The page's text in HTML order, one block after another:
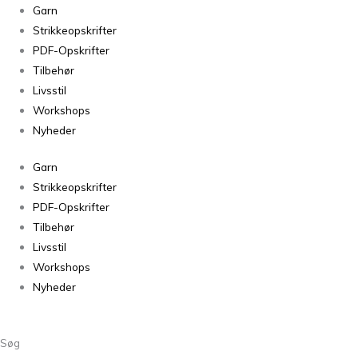
Garn
Strikkeopskrifter
PDF-Opskrifter
Tilbehør
Livsstil
Workshops
Nyheder
Garn
Strikkeopskrifter
PDF-Opskrifter
Tilbehør
Livsstil
Workshops
Nyheder
Søg
Fivel
Sand
melert
antal